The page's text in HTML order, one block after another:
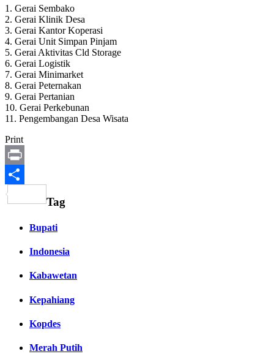
1. Gerai Sembako
2. Gerai Klinik Desa
3. Gerai Kantor Koperasi
4. Gerai Unit Simpan Pinjam
5. Gerai Aktivitas Cld Storage
6. Gerai Logistik
7. Gerai Minimarket
8. Gerai Peternakan
9. Gerai Pertanian
10. Gerai Perkebunan
11. Pengembangan Desa Wisata
Print
Print
Tag
Bupati
Indonesia
Kabawetan
Kepahiang
Kopdes
Merah Putih